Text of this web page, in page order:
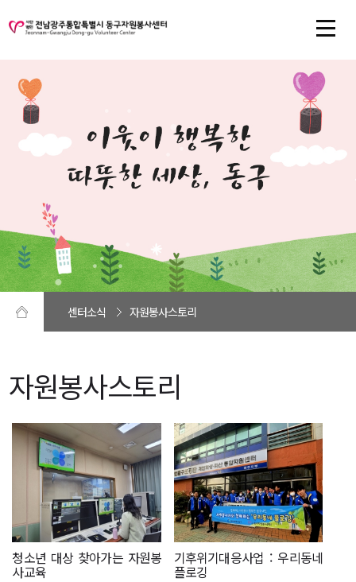
센터소식 자원봉사스토리
자원봉사스토리
청소년 대상 찾아가는 자원봉
사교육
기후위기대응사업 : 우리동네
플로깅